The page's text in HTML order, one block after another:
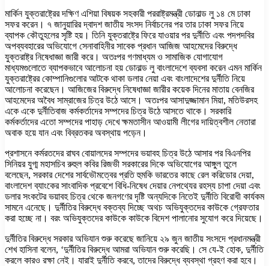
মার্কিন যুক্তরাষ্ট্রের দক্ষিণ এশিয়া বিষয়ক সহকারী পররাষ্ট্রমন্ত্রী ডোনাল্ড লু ১৪ মে ঢাকা
সফর করেন। ৭ জানুয়ারির দ্বাদশ জাতীয় সংসদ নির্বাচনের পর তার ঢাকা সফর নিয়ে
ব্যাপক কৌতুহলের সৃষ্টি হয়। তিনি যুক্তরাষ্ট্রে ফিরে যাওয়ার পর দুর্নীতি এবং পদপদবির
অপব্যবহারের অভিযোগে সেনাবাহিনীর সাবেক প্রধান আজিজ আহমেদের বিরুদ্ধে
যুক্তরাষ্ট্র নিষেধাজ্ঞা জারী করে। অতঃপর গণমাধ্যম ও সামাজিক যোগাযোগ
মাধ্যমগুলোতে ব্যাপকভাবে আলোচনা হয় ডোনাল্ড লু বাংলাদেশে ব্যবসা করেন এমন মার্কিন
যুক্তরাষ্ট্রের কোম্পানিগুলোর আটকে থাকা ডলার নেয়া এবং বাংলাদেশের দুর্নীতি নিয়ে
আলোচনা করেছেন। আজিজের বিরুদ্ধে নিষেধাজ্ঞা জারীর কয়েক দিনের মাতায় বেনজির
আহমেদের অবৈধ সাম্রাজের চিত্র উঠে আসে। অতঃপর আসাদুজ্জামান মিয়া, মতিউরসহ
একে একে দুর্নীতিবাজ কর্মকর্তাদের সম্পদের চিত্র উঠে আসতে থাকে। সরকারি
কর্মকর্তাদের এতো সম্পদের পাহাড় দেখে ক্ষমতাসীন আওয়ামী লীগের দায়িত্বশীল নেতারা
অবাক হয়ে যান এবং বিব্রতকর অবস্থায় পড়েন।
প্রশাসনে কর্মরতদের রাঘব বোয়ালদের সম্পদের ভয়াবহ চিত্র উঠে আসার পর বিএনপির
সিনিয়র যুগ্ম মহাসচিব রুহুল কবির রিজভী সরকারের দিকে অভিযোগের আঙ্গুল তুলে
বলেছেন, সরকার দেশের সার্বভৌমত্বের প্রতি হুমকি ভারতের কাছে রেল করিডোর দেয়া,
বাংলাদেশ ব্যাংকের সাংবাদিক প্রবেশে বিধি-নিষেধ দেয়ার নেপথ্যের রহস্য চাপা দেয়া এবং
ডলার সংকটের ভয়াবহ চিত্র থেকে জনগণের দৃষ্টি অন্যদিকে নিতেই দুর্নীতি বিরোধী কার্যকম
সামনে এনেছে। দুর্নীতির বিরুদ্ধে বক্তব্য দিচ্ছে অথচ অভিযুক্তদের কাউকে গ্রেফতার
করা হচ্ছে না। বরং অভিযুক্তদের কাউকে কাউকে বিদেশ পালানোর সুযোগ করে দিয়েছে।
দুর্নীতির বিরুদ্ধে সরকার অভিযান শুরু করেছে জানিয়ে ২৯ জুন জাতীয় সংসদে প্রধানমন্ত্রী
শেখ হাসিনা বলেন, ‘দুর্নীতির বিরুদ্ধে আমরা অভিযান শুরু করেছি। সে যে-ই হোক, দুর্নীতি
করলে কারও রক্ষা নেই। যারাই দুর্নীতি করবে, তাদের বিরুদ্ধে ব্যবস্থা গ্রহণ করা হবে।